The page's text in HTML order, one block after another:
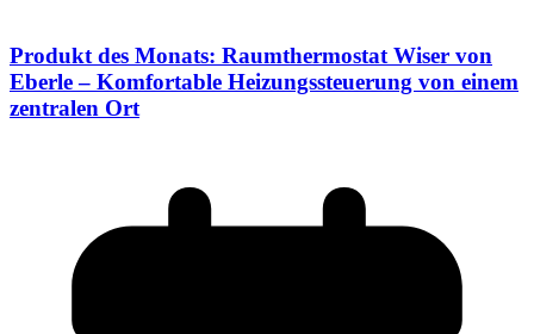
Produkt des Monats: Raumthermostat Wiser von
Eberle – Komfortable Heizungssteuerung von einem
zentralen Ort